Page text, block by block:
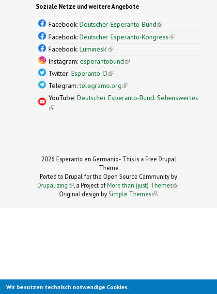
Soziale Netze und weitere Angebote
Facebook: Deutscher Esperanto-Bund(link is
external)
Facebook: Deutscher Esperanto-Kongress(link is
Facebook: Luminesk'(link is external)
Instagram: esperantobund(link is external)
Twitter: Esperanto_D(link is external)
Telegram:telegramo.org(link is external)
YouTube: Deutscher Esperanto-Bund: Sehenswertes
(link is external)
2026 Esperanto en Germanio- This is a Free Drupal
Theme
Ported to Drupal for the Open Source Community by
Drupalizing(link is external)
, a Project ofMore than (just) Themes (link is
.
Original design by Simple Themes
(link is
.
Wir benutzen technisch notwendige Cookies.